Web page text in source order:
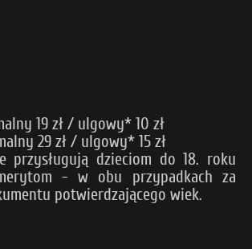
19 zł / ulgowy* 10 zł
29 zł / ulgowy* 15 zł
przysługują dzieciom do 18. roku
- w obu przypadkach za
potwierdzającego wiek.